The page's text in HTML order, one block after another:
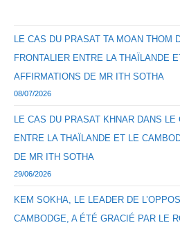
LE CAS DU PRASAT TA MOAN THOM
FRONTALIER ENTRE LA THAÏLANDE
AFFIRMATIONS DE MR ITH SOTHA
08/07/2026
LE CAS DU PRASAT KHNAR DANS LE
ENTRE LA THAÏLANDE ET LE
DE MR ITH SOTHA
29/06/2026
KEM SOKHA, LE LEADER DE
CAMBODGE, A ÉTÉ GRACIÉ PAR LE